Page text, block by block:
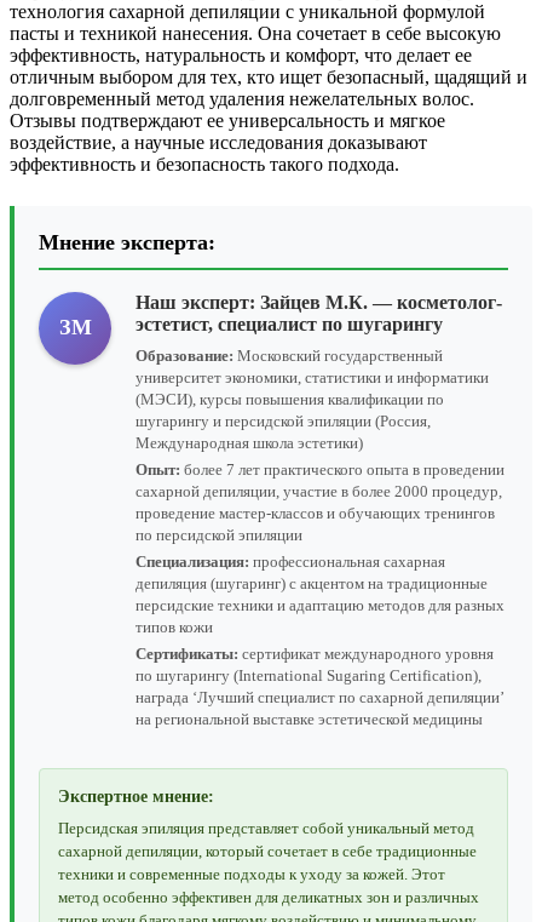
технология сахарной депиляции с уникальной формулой
пасты и техникой нанесения. Она сочетает в себе высокую
эффективность, натуральность и комфорт, что делает ее
отличным выбором для тех, кто ищет безопасный, щадящий и
долговременный метод удаления нежелательных волос.
Отзывы подтверждают ее универсальность и мягкое
воздействие, а научные исследования доказывают
эффективность и безопасность такого подхода.
Мнение эксперта:
ЗМ
Наш эксперт: Зайцев М.К. — косметолог-
эстетист, специалист по шугарингу
Образование: Московский государственный
университет экономики, статистики и информатики
(МЭСИ), курсы повышения квалификации по
шугарингу и персидской эпиляции (Россия,
Международная школа эстетики)
Опыт: более 7 лет практического опыта в проведении
сахарной депиляции, участие в более 2000 процедур,
проведение мастер-классов и обучающих тренингов
по персидской эпиляции
Специализация: профессиональная сахарная
депиляция (шугаринг) с акцентом на традиционные
персидские техники и адаптацию методов для разных
типов кожи
Сертификаты: сертификат международного уровня
по шугарингу (International Sugaring Certification),
награда ‘Лучший специалист по сахарной депиляции’
на региональной выставке эстетической медицины
Экспертное мнение:
Персидская эпиляция представляет собой уникальный метод
сахарной депиляции, который сочетает в себе традиционные
техники и современные подходы к уходу за кожей. Этот
метод особенно эффективен для деликатных зон и различных